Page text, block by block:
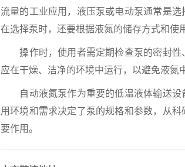
流量的工业应用，液压泵或电动泵通常是
在选择泵时，还要根据液氮的储存方式和使
操作时，使用者需定期检查泵的密封性
应在干燥、洁净的环境中运行，以避免液氮
自动液氮泵作为重要的低温液体输送设
用环境和需求决定了泵的规格和参数，从
要作用。